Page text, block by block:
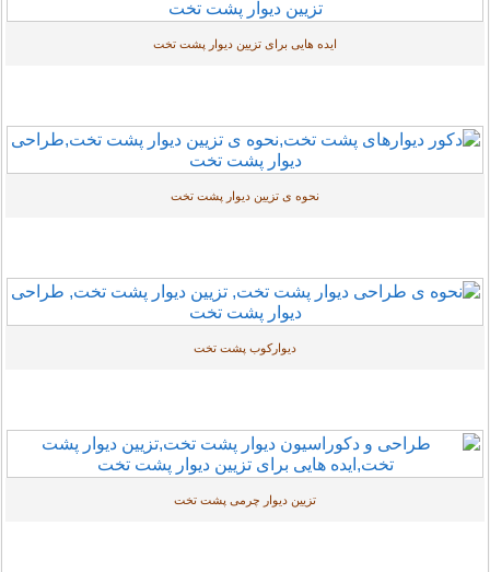
ایده هایی برای تزیین دیوار پشت تخت
نحوه ی تزیین دیوار پشت تخت
دیوارکوب پشت تخت
تزیین دیوار چرمی پشت تخت